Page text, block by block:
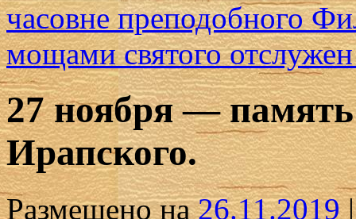
часовне преподобного
мощами святого
27 ноября —
Ирапского.
Размещено на 26.11.2019 |